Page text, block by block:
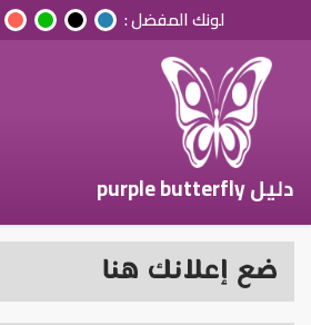
لونك المفضل :
دليل purple butterfly